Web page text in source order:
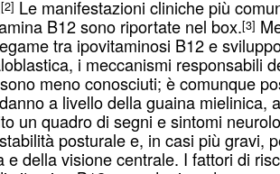
2 Le manifestazioni cliniche più
B12 sono riportate nel box. 3
tra ipovitaminosi B12 e
i meccanismi responsabili
meno conosciuti; è comunque
a livello della guaina mielinica,
un quadro di segni e sintomi
posturale e, in casi più gravi,
e della visione centrale. I fattori di